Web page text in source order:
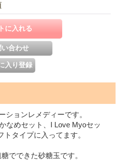
ションレメディーです。
なめセット、I Love Myoセッ
タイプに入ってます。
でできた砂糖玉です。